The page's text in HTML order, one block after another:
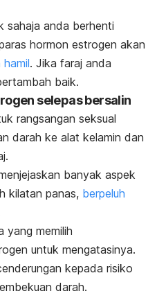
sahaja anda berhenti
hormon estrogen akan
hamil. Jika faraj anda
baik.
selepas bersalin
rangsangan seksual
darah ke alat kelamin dan
banyak aspek
kilatan panas, berpeluh
yang memilih
untuk mengatasinya.
kepada risiko
darah.